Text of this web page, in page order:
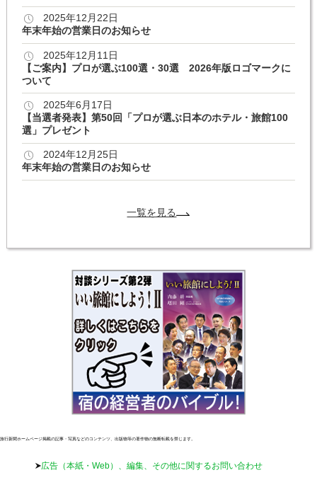
2025年12月22日
年末年始の営業日のお知らせ
2025年12月11日
【ご案内】プロが選ぶ100選・30選 2026年版ロゴマークに
ついて
2025年6月17日
【当選者発表】第50回「プロが選ぶ日本のホテル・旅館100
選」プレゼント
2024年12月25日
年末年始の営業日のお知らせ
一覧を見る
旅行新聞ホームページ掲載の記事・写真などのコンテンツ、出版物等の著作物の無断転載を禁じます。
広告（本紙・Web）、編集、その他に関するお問い合わせ